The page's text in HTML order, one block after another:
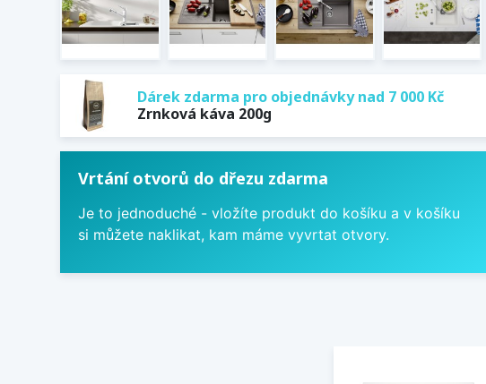
Dárek zdarma pro objednávky nad 7 000 Kč
Zrnková káva 200g
Vrtání otvorů do dřezu zdarma
Je to jednoduché - vložíte produkt do košíku a v košíku
si můžete naklikat, kam máme vyvrtat otvory.